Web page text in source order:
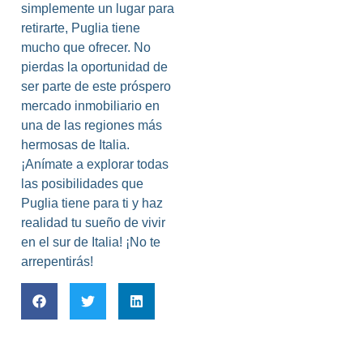
simplemente un lugar para
retirarte, Puglia tiene
mucho que ofrecer. No
pierdas la oportunidad de
ser parte de este próspero
mercado inmobiliario en
una de las regiones más
hermosas de Italia.
¡Anímate a explorar todas
las posibilidades que
Puglia tiene para ti y haz
realidad tu sueño de vivir
en el sur de Italia! ¡No te
arrepentirás!